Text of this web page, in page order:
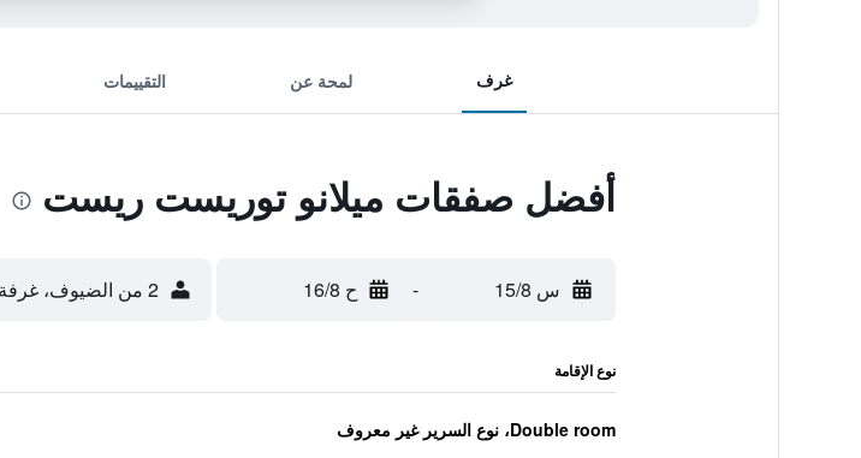
غرف لمحة عن التقييمات
أفضل صفقات ميلانو توريست ريست
س 15/8 - ح 16/8 2 من الضيوف، غرفة واحدة
نوع الإقامة
Double room، نوع السرير غير معروف